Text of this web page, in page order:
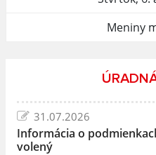
Meniny
31.07.2026
Informácia o
volený